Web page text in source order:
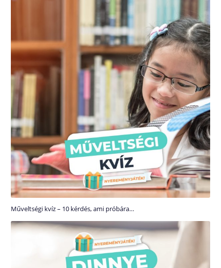
Műveltségi kvíz – 10 kérdés, ami próbára…